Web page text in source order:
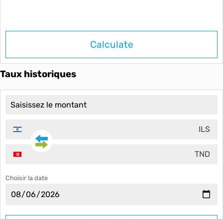
Calculate
Taux historiques
ILS
TND
Choisir la date